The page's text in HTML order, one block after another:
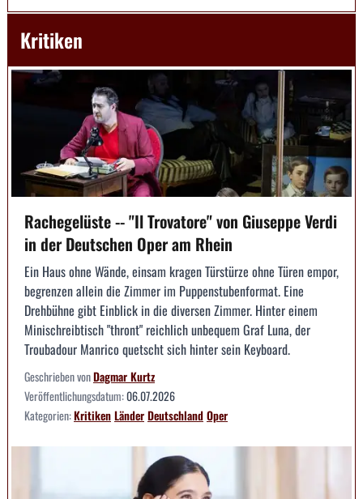
Kritiken
Rachegelüste -- "Il Trovatore" von Giuseppe Verdi
in der Deutschen Oper am Rhein
Ein Haus ohne Wände, einsam kragen Türstürze ohne Türen empor,
begrenzen allein die Zimmer im Puppenstubenformat. Eine
Drehbühne gibt Einblick in die diversen Zimmer. Hinter einem
Minischreibtisch "thront" reichlich unbequem Graf Luna, der
Troubadour Manrico quetscht sich hinter sein Keyboard.
Geschrieben vonDagmar Kurtz
Veröffentlichungsdatum:06.07.2026
Kategorien:KritikenLänderDeutschlandOper